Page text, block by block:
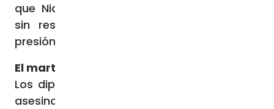
que Nicaragua puede invertir y comerciar
sin restricciones. Puede resistir cualquier
presión financiera y moral de Occidente.
El martirio de la paciencia
Los diplomáticos católicos asumen que un
asesino hoy puede experimentar el amor de